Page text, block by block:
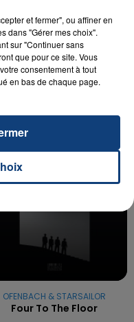
SE FAIRE
DE LA...
la clinique qui a
présenté ses
OFENBACH & STARSAILOR
Four To The Floor
et fermer", ou affiner en
dans "Gérer mes choix".
sur "Continuer sans
que pour ce site. Vous
consentement à tout
en bas de chaque page.